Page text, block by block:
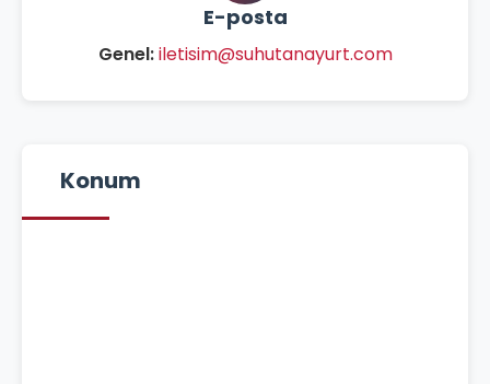
E-posta
Genel:iletisim@suhutanayurt.com
Konum